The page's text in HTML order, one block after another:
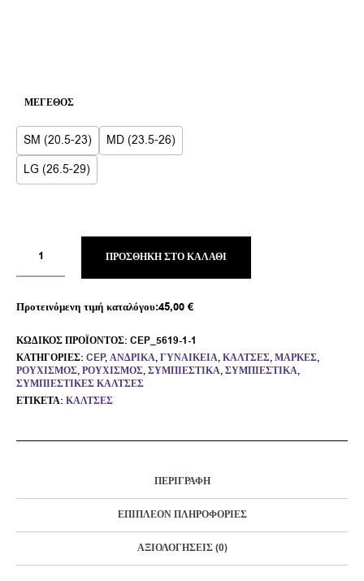
ΜΈΓΕΘΟΣ
SM (20.5-23)
MD (23.5-26)
LG (26.5-29)
ΠΡΟΣΘΉΚΗ ΣΤΟ ΚΑΛΆΘΙ
Προτεινόμενη τιμή καταλόγου:45,00€
ΚΩΔΙΚΌΣ ΠΡΟΪΌΝΤΟΣ: CEP_5619-1-1
ΚΑΤΗΓΟΡΊΕΣ: CEP,ΑΝΔΡΙΚΆ,ΓΥΝΑΙΚΕΊΑ,ΚΆΛΤΣΕΣ,ΜΆΡΚΕΣ,
ΡΟΥΧΙΣΜΌΣ,ΡΟΥΧΙΣΜΌΣ,ΣΥΜΠΙΕΣΤΙΚΆ,ΣΥΜΠΙΕΣΤΙΚΆ,
ΣΥΜΠΙΕΣΤΙΚΈΣ ΚΆΛΤΣΕΣ
ΕΤΙΚΈΤΑ: ΚΆΛΤΣΕΣ
ΠΕΡΙΓΡΑΦΉ
ΕΠΙΠΛΈΟΝ ΠΛΗΡΟΦΟΡΊΕΣ
ΑΞΙΟΛΟΓΉΣΕΙΣ (0)